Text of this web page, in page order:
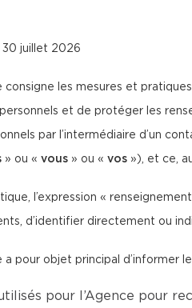
30 juillet 2026
consigne les mesures et
et de protéger les
par l’intermédiaire d’un
» ou « vous » ou « vos »), et ce,
l’expression «
d’identifier directement ou
pour objet principal d’informer
pour l’Agence pour